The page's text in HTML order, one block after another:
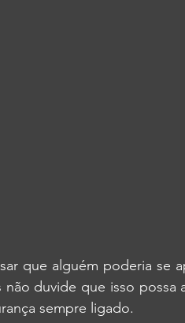
que alguém poderia se
duvide que isso possa
sempre ligado.